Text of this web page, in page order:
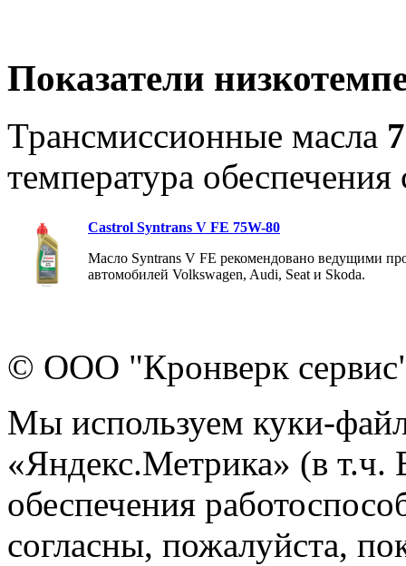
Показатели
Трансмиссионные масла
температура
Castrol Syntrans V FE 75W-80
Масло Syntrans V FE рекомендовано ведущими
автомобилей Volkswagen, Audi, Seat и Skoda.
© ООО "Кронверк
Мы используем куки-
«Яндекс.Метрика» (в т.ч.
обеспечения
согласны, пожалуйста,